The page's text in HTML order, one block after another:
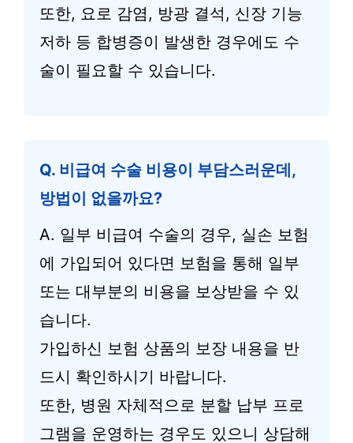
또한, 요로 감염, 방광 결석, 신장 기능
저하 등 합병증이 발생한 경우에도 수
술이 필요할 수 있습니다.
Q. 비급여 수술 비용이 부담스러운데,
방법이 없을까요?
A. 일부 비급여 수술의 경우, 실손 보험
에 가입되어 있다면 보험을 통해 일부
또는 대부분의 비용을 보상받을 수 있
습니다.
가입하신 보험 상품의 보장 내용을 반
드시 확인하시기 바랍니다.
또한, 병원 자체적으로 분할 납부 프로
그램을 운영하는 경우도 있으니 상담해